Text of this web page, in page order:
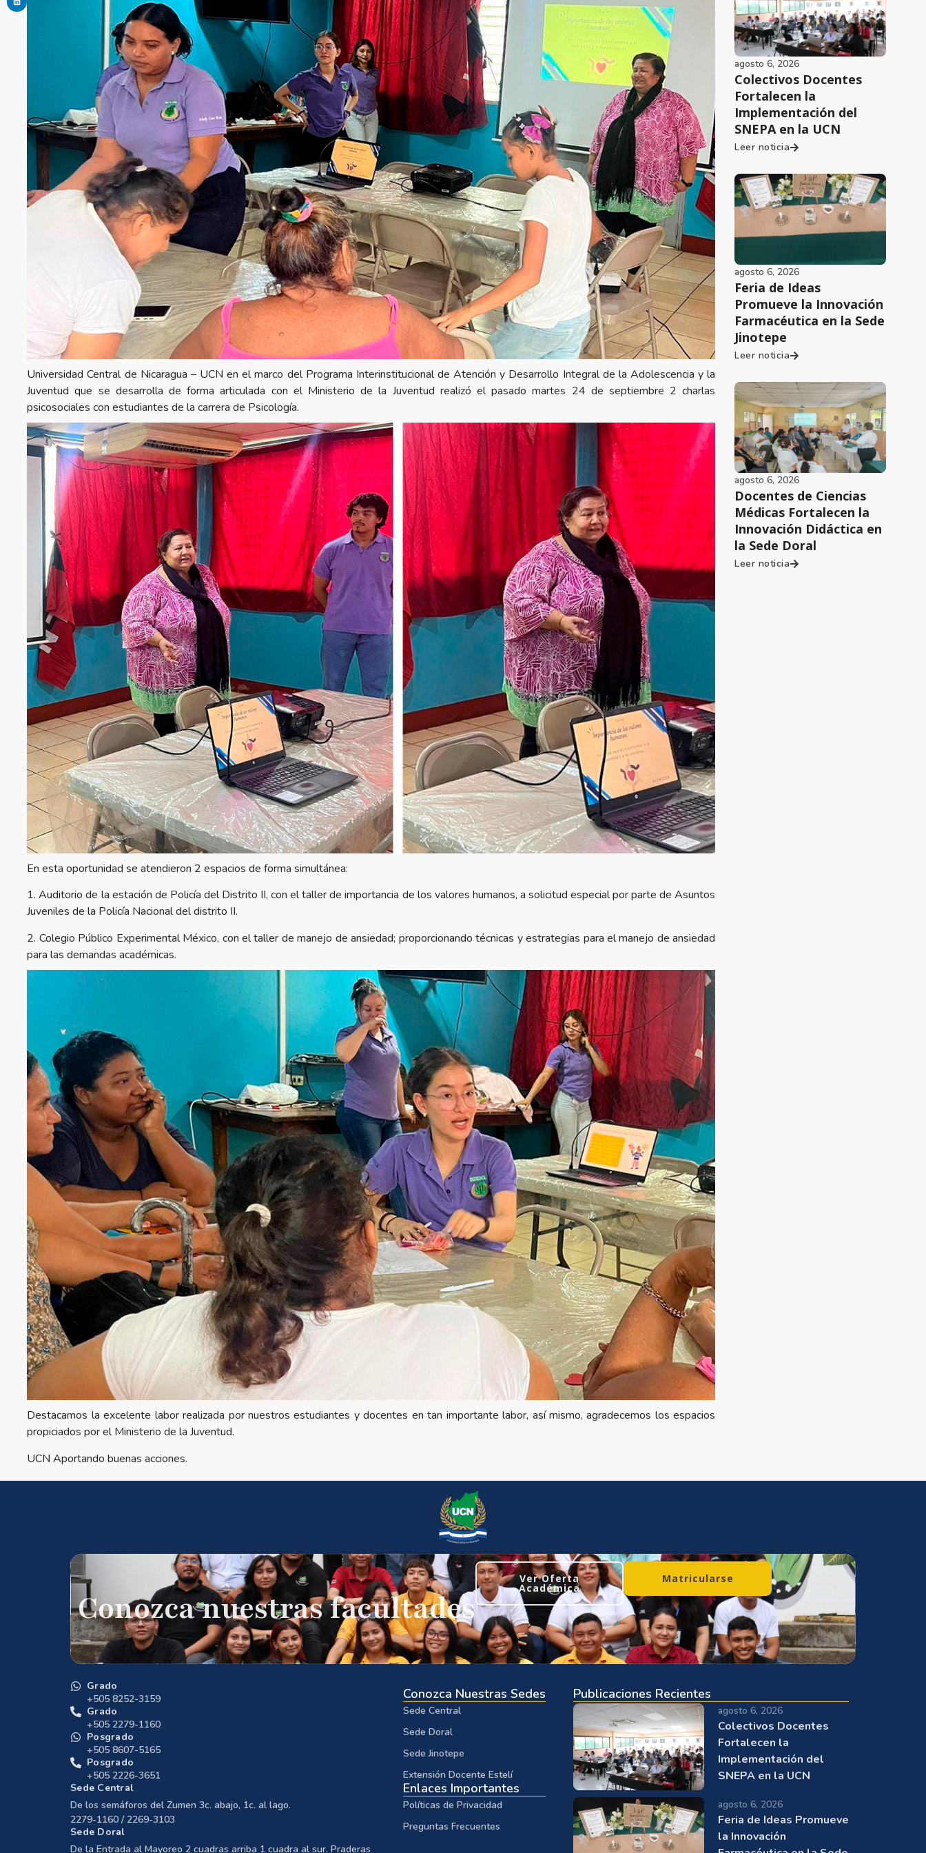
Universidad Central de Nicaragua – UCN en el marco del Programa Interinstitucional de Atención y Desarrollo Integral de la Adolescencia y la
Juventud que se desarrolla de forma articulada con el Ministerio de la Juventud realizó el pasado martes 24 de septiembre 2 charlas
psicosociales con estudiantes de la carrera de Psicología.
En esta oportunidad se atendieron 2 espacios de forma simultánea:
1. Auditorio de la estación de Policía del Distrito II, con el taller de importancia de los valores humanos, a solicitud especial por parte de Asuntos
Juveniles de la Policía Nacional del distrito II.
2. Colegio Público Experimental México, con el taller de manejo de ansiedad; proporcionando técnicas y estrategias para el manejo de ansiedad
para las demandas académicas.
Destacamos la excelente labor realizada por nuestros estudiantes y docentes en tan importante labor, así mismo, agradecemos los espacios
propiciados por el Ministerio de la Juventud.
UCN Aportando buenas acciones.
agosto 6, 2026
Colectivos Docentes
Fortalecen la
Implementación del
SNEPA en la UCN
Leer noticia
agosto 6, 2026
Feria de Ideas
Promueve la Innovación
Farmacéutica en la Sede
Jinotepe
Leer noticia
agosto 6, 2026
Docentes de Ciencias
Médicas Fortalecen la
Innovación Didáctica en
la Sede Doral
Leer noticia
Conozca nuestras facultades
Ver Oferta
Académica
Matricularse
Grado
+505 8252-3159
Grado
+505 2279-1160
Posgrado
+505 8607-5165
Posgrado
+505 2226-3651
Sede Central
De los semáforos del Zumen 3c. abajo, 1c. al lago.
2279-1160 / 2269-3103
Sede Doral
De la Entrada al Mayoreo 2 cuadras arriba 1 cuadra al sur. Praderas
Conozca Nuestras Sedes
Sede Central
Sede Doral
Sede Jinotepe
Extensión Docente Estelí
Enlaces Importantes
Políticas de Privacidad
Preguntas Frecuentes
Publicaciones Recientes
agosto 6, 2026
Colectivos Docentes
Fortalecen la
Implementación del
SNEPA en la UCN
agosto 6, 2026
Feria de Ideas Promueve
la Innovación